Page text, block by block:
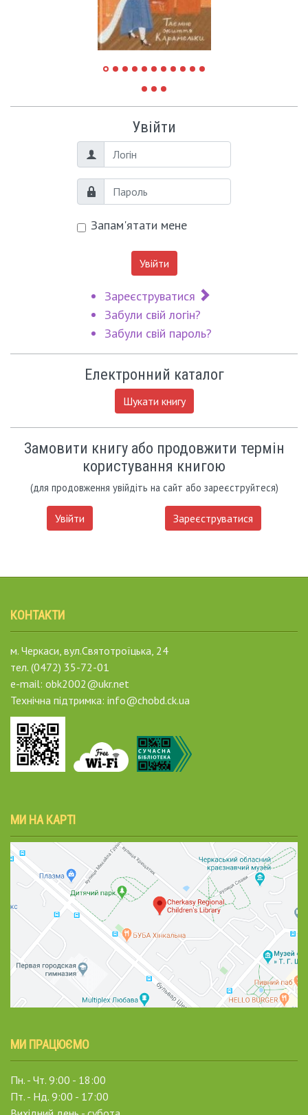
Увійти
Логін
Пароль
Запам'ятати мене
Увійти
Зареєструватися
Забули свій логін?
Забули свій пароль?
Електронний каталог
Шукати книгу
Замовити книгу або продовжити термін
користування книгою
(для продовження увійдіть на сайт або зареєструйтеся)
Увійти Зареєструватися
КОНТАКТИ
м. Черкаси, вул.Святотроїцька, 24
тел. (0472) 35-72-01
e-mail: obk2002@ukr.net
Технічна підтримка: info@chobd.ck.ua
МИ НА КАРТІ
МИ ПРАЦЮЄМО
Пн. - Чт. 9:00 - 18:00
Пт. - Нд. 9:00 - 17:00